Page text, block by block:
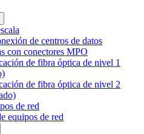
de centros de datos
con conectores MPO
de fibra óptica de nivel 1
de fibra óptica de nivel 2
de red
equipos de red